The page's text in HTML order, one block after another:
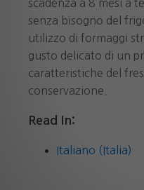
scadenza a 8 mesi a
senza bisogno del
utilizzo di formaggi
gusto delicato di un
caratteristiche del
conservazione.
Read In:
Italiano (Italia)